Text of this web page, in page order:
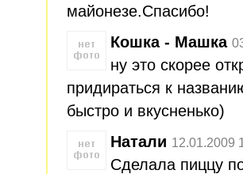
майонезе.Спасибо!
Кошка - Машка
ну это скорее
придираться к
быстро и вкусненько)
Натали 12.01.2009
Сделала пиццу